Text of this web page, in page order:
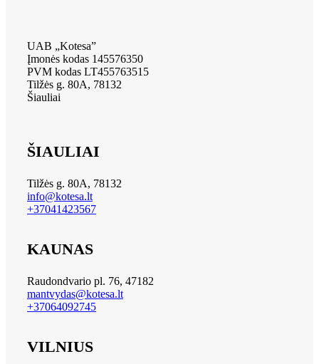
UAB „Kotesa”
Įmonės kodas 145576350
PVM kodas LT455763515
Tilžės g. 80A, 78132
Šiauliai
ŠIAULIAI
Tilžės g. 80A, 78132
info@kotesa.lt
+37041423567
KAUNAS
Raudondvario pl. 76, 47182
mantvydas@kotesa.lt
+37064092745
VILNIUS